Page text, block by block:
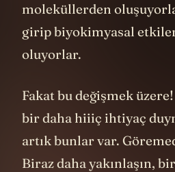
moleküllerden
girip biyokimyasal
oluyorlar.
Fakat bu değişmek
bir daha hiiiç ihtiyaç
artık bunlar var.
Biraz daha yakınlaşın,